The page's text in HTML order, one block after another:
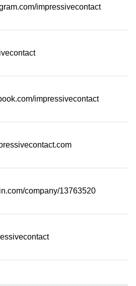
impressivecontact
impressivecontact
company/13763520